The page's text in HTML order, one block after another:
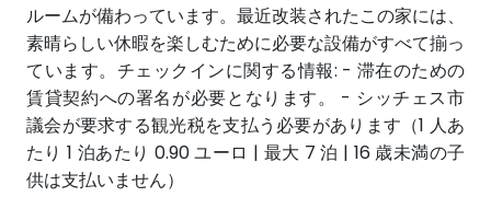
ルームが備わっています。最近改装されたこの家には、
素晴らしい休暇を楽しむために必要な設備がすべて揃っ
ています。チェックインに関する情報: - 滞在のための
賃貸契約への署名が必要となります。 - シッチェス市
議会が要求する観光税を支払う必要があります（1 人あ
たり 1 泊あたり 0.90 ユーロ | 最大 7 泊 | 16 歳未満の子
供は支払いません）